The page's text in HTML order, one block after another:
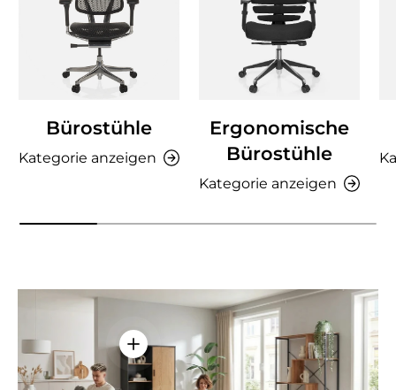
Bürostühle
Kategorie anzeigen
Ergonomische
Bürostühle
Kategorie anzeigen
Einzelheiten anzeigen - AMIO H -